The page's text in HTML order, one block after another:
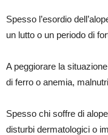
Spesso l’esordio
un lutto o un periodo di
A peggiorare la
di ferro o anemia,
Spesso chi soffre di
disturbi dermatologici o